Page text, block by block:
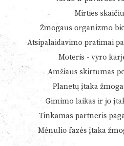
Mirties
Žmogaus organizmo
Atsipalaidavimo pratimai
Moteris - vyro
Amžiaus skirtumas
Planetų įtaka
Gimimo laikas ir jo
Tinkamas partneris
Mėnulio fazės įtaka